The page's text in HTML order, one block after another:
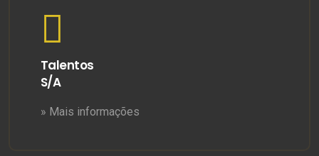
Talentos
S/A
» Mais informações